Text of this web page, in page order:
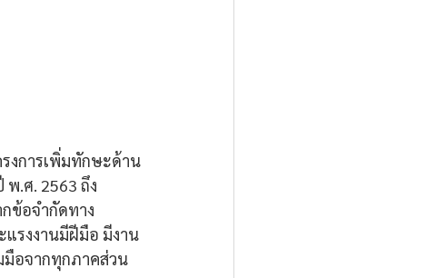
งการเพิ่มทักษะด้าน
.ศ. 2563 ถึง
ข้อจำกัดทาง
รงงานมีฝีมือ มีงาน
อจากทุกภาคส่วน